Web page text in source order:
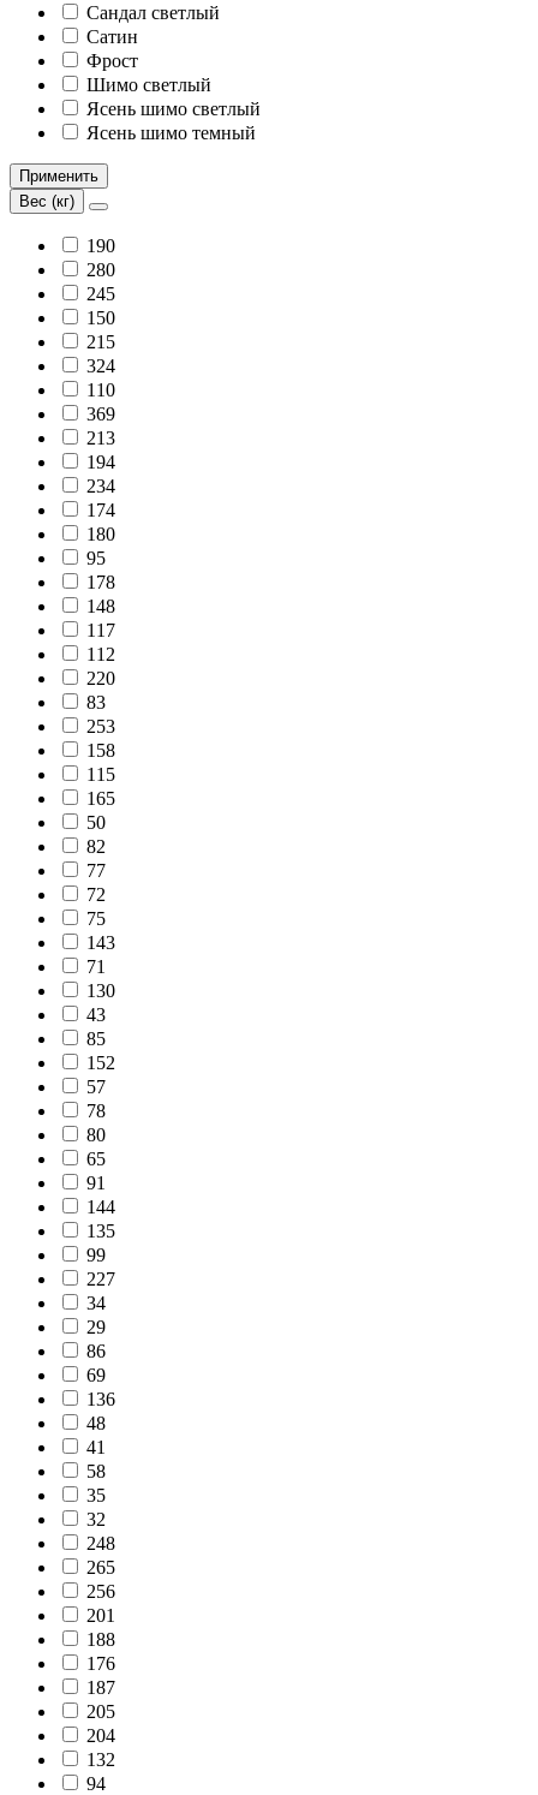
Сандал светлый
Сатин
Фрост
Шимо светлый
Ясень шимо светлый
Ясень шимо темный
Применить
Вес (кг)
190
280
245
150
215
324
110
369
213
194
234
174
180
95
178
148
117
112
220
83
253
158
115
165
50
82
77
72
75
143
71
130
43
85
152
57
78
80
65
91
144
135
99
227
34
29
86
69
136
48
41
58
35
32
248
265
256
201
188
176
187
205
204
132
94